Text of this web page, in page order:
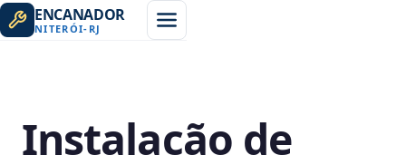
ENCANADOR
NITERÓI- RJ
Instalação de